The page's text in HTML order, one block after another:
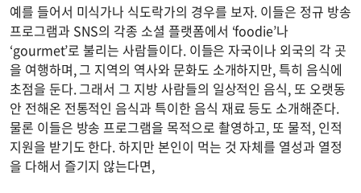
예를 들어서 미식가나 식도락가의 경우를 보자. 이들은 정규 방송
프로그램과 SNS의 각종 소셜 플랫폼에서 ‘foodie’나
‘gourmet’로 불리는 사람들이다. 이들은 자국이나 외국의 각 곳
을 여행하며, 그 지역의 역사와 문화도 소개하지만, 특히 음식에
초점을 둔다. 그래서 그 지방 사람들의 일상적인 음식, 또 오랫동
안 전해온 전통적인 음식과 특이한 음식 재료 등도 소개해준다.
물론 이들은 방송 프로그램을 목적으로 촬영하고, 또 물적, 인적
지원을 받기도 한다. 하지만 본인이 먹는 것 자체를 열성과 열정
을 다해서 즐기지 않는다면,